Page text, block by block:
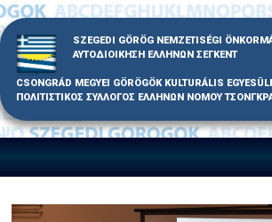
Skip
to
content
SZEGEDI GÖRÖG NEMZETISÉGI
ΑΥΤΟΔΙΟΙΚΗΣΗ ΕΛΛΗΝΩΝ ΣΕΓΚΕΝΤ
CSONGRÁD MEGYEI GÖRÖGÖK KULTURÁLIS
ΠΟΛΙΤΙΣΤΙΚΟΣ ΣΥΛΛΟΓΟΣ ΕΛΛΗΝΩΝ ΝΟΜΟΥ